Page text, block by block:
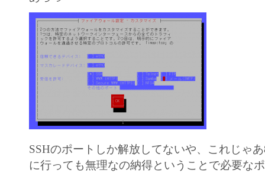
SSHのポートしか解放してないや、これじゃ
に行っても無理なの納得ということで必要な